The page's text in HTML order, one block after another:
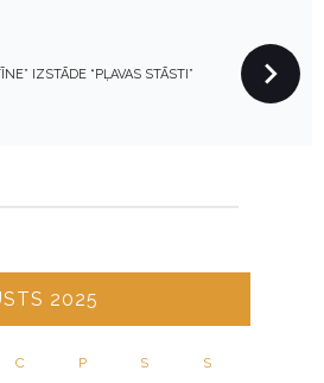
IZSTĀDE “PĻAVAS STĀSTI”
2025
C P S S